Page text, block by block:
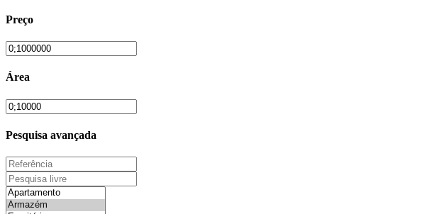
Preço
Área
Pesquisa avançada